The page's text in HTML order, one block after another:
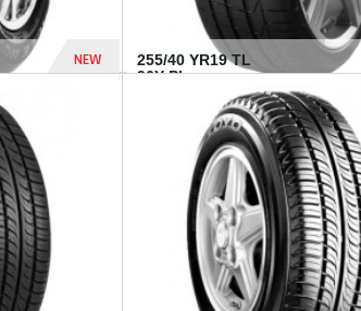
NEW
255/40 YR19 TL
96Y PI...